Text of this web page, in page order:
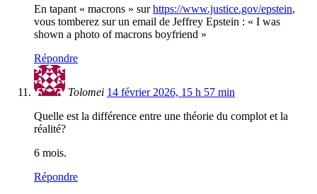
En tapant « macrons » surhttps://www.justice.gov/epstein,
vous tomberez sur un email de Jeffrey Epstein : « I was
shown a photo of macrons boyfriend »
Répondre
Tolomei 14 février 2026, 15 h 57 min
Quelle est la différence entre une théorie du complot et la
réalité?
6 mois.
Répondre